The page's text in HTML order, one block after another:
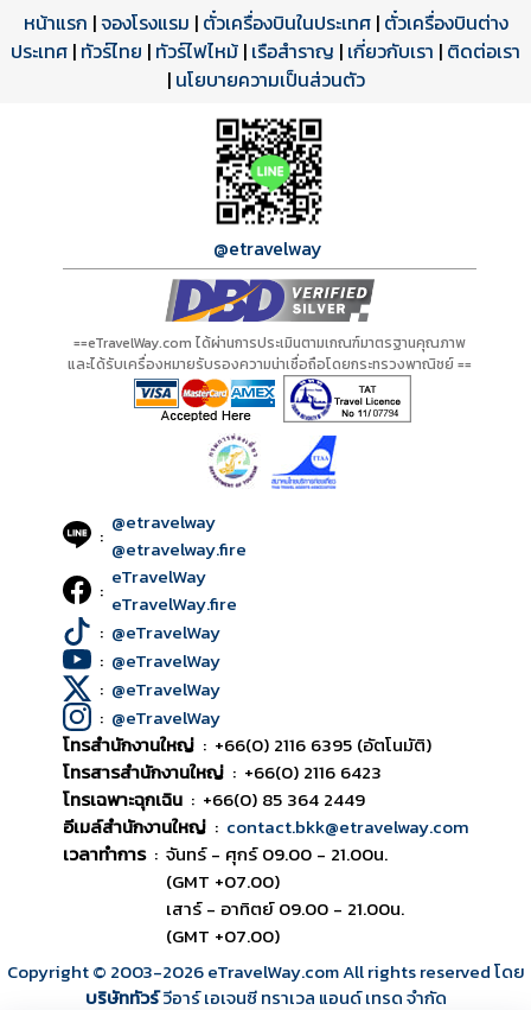
โปรแกรมทัวร์
ดาวน์โหลด PDF
รีวิวลูกค้าจริง
รีวิวจาก eTravelWay
เปิดหน้าเต็ม
ใบอนุญาตนำเที่ยว
เลขที่ 11/11450
เปิดหน้าเต็ม
หน้าแรก |จองโรงแรม | ตั๋วเครื่องบินในประเทศ| ตั๋วเครื่องบินต่าง
ประเทศ | ทัวร์ไทย | ทัวร์ไฟไหม้ | เรือสำราญ | เกี่ยวกับเรา | ติดต่อเรา
| นโยบายความเป็นส่วนตัว
@etravelway
==eTravelWay.com ได้ผ่านการประเมินตามเกณฑ์มาตรฐานคุณภาพ
และได้รับเครื่องหมายรับรองความน่าเชื่อถือโดยกระทรวงพาณิชย์ ==
: @etravelway
@etravelway.fire
: eTravelWay
eTravelWay.fire
: @eTravelWay
: @eTravelWay
: @eTravelWay
: @eTravelWay
โทรสำนักงานใหญ่ : +66(0) 2116 6395 (อัตโนมัติ)
โทรสารสำนักงานใหญ่ : +66(0) 2116 6423
โทรเฉพาะฉุกเฉิน : +66(0) 85 364 2449
อีเมล์สำนักงานใหญ่ : contact.bkk@etravelway.com
เวลาทำการ : จันทร์ - ศุกร์ 09.00 - 21.00น.
(GMT +07.00)
เสาร์ - อาทิตย์ 09.00 - 21.00น.
(GMT +07.00)
Copyright © 2003-2026eTravelWay.com All rights reserved โดย
บริษัททัวร์วีอาร์ เอเจนซี ทราเวล แอนด์ เทรด จำกัด